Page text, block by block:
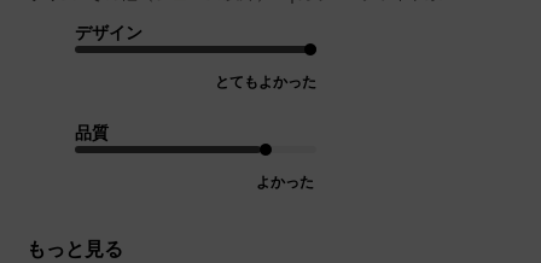
デザイン
とてもよかった
品質
よかった
もっと見る